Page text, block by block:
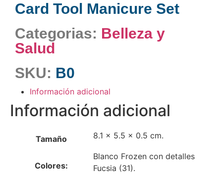
Card Tool Manicure Set
Categorias: Belleza y
Salud
SKU: B0
Información adicional
Información adicional
Tamaño 8.1 x 5.5 x 0.5 cm.
Colores:
Blanco Frozen con detalles
Fucsia (31).